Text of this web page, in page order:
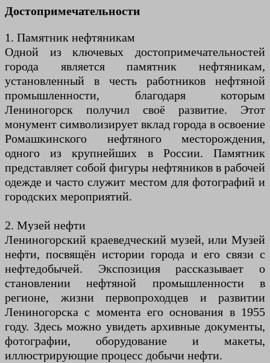
Достопримечательности
1. Памятник нефтяникам
Одной из ключевых достопримечательностей
города является памятник нефтяникам,
установленный в честь работников нефтяной
промышленности, благодаря которым
Лениногорск получил своё развитие. Этот
монумент символизирует вклад города в освоение
Ромашкинского нефтяного месторождения,
одного из крупнейших в России. Памятник
представляет собой фигуры нефтяников в рабочей
одежде и часто служит местом для фотографий и
городских мероприятий.
2. Музей нефти
Лениногорский краеведческий музей, или Музей
нефти, посвящён истории города и его связи с
нефтедобычей. Экспозиция рассказывает о
становлении нефтяной промышленности в
регионе, жизни первопроходцев и развитии
Лениногорска с момента его основания в 1955
году. Здесь можно увидеть архивные документы,
фотографии, оборудование и макеты,
иллюстрирующие процесс добычи нефти.